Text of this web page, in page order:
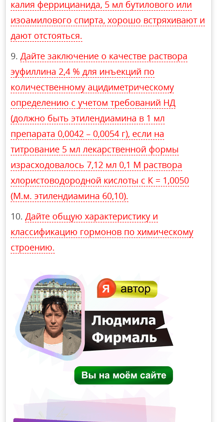
калия феррицианида, 5 мл бутилового или
изоамилового спирта, хорошо встряхивают и
дают отстояться.
Дайте заключение о качестве раствора
эуфиллина 2,4 % для инъекций по
количественному ацидиметрическому
определению с учетом требований НД
(должно быть этилендиамина в 1 мл
препарата 0,0042 – 0,0054 г), если на
титрование 5 мл лекарственной формы
израсходовалось 7,12 мл 0,1 М раствора
хлористоводородной кислоты с К = 1,0050
(М.м. этилендиамина 60,10).
Дайте общую характеристику и
классификацию гормонов по химическому
строению.